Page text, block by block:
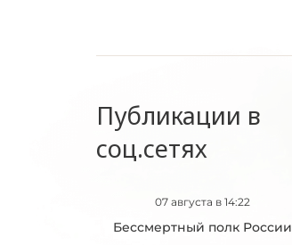
Публикации в
соц.сетях
07 августа в 14:22
Бессмертный полк России